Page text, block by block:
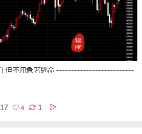
但不用急著逃命 --------------------------
17 1